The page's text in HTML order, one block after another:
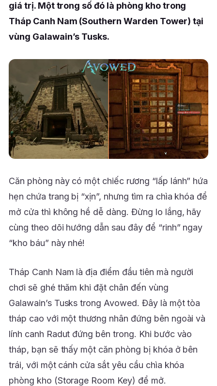
giá trị. Một trong số đó là phòng kho trong
Tháp Canh Nam (Southern Warden Tower) tại
vùng Galawain’s Tusks.
Căn phòng này có một chiếc rương “lấp lánh” hứa
hẹn chứa trang bị “xịn”, nhưng tìm ra chìa khóa để
mở cửa thì không hề dễ dàng. Đừng lo lắng, hãy
cùng theo dõi hướng dẫn sau đây để “rinh” ngay
“kho báu” này nhé!
Tháp Canh Nam là địa điểm đầu tiên mà người
chơi sẽ ghé thăm khi đặt chân đến vùng
Galawain’s Tusks trong Avowed. Đây là một tòa
tháp cao với một thương nhân đứng bên ngoài và
lính canh Radut đứng bên trong. Khi bước vào
tháp, bạn sẽ thấy một căn phòng bị khóa ở bên
trái, với một cánh cửa sắt yêu cầu chìa khóa
phòng kho (Storage Room Key) để mở.